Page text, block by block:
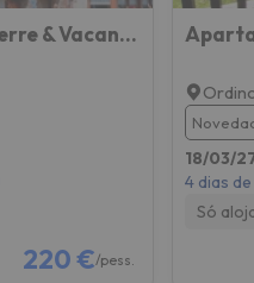
Aparthotel La Tulipa by Pierre & Vacances
220 €/pess.
18/03/
4 dias
Só